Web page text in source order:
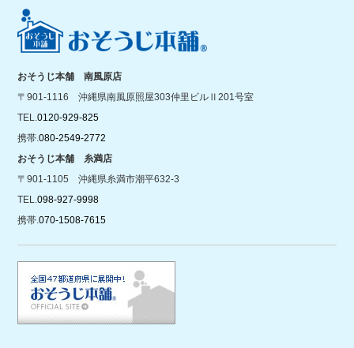
おそうじ本舗 南風原店
〒901-1116 沖縄県南風原照屋303仲里ビルⅡ201号室
TEL.0120-929-825
携帯.080-2549-2772
おそうじ本舗 糸満店
〒901-1105 沖縄県糸満市潮平632-3
TEL.098-927-9998
携帯.070-1508-7615